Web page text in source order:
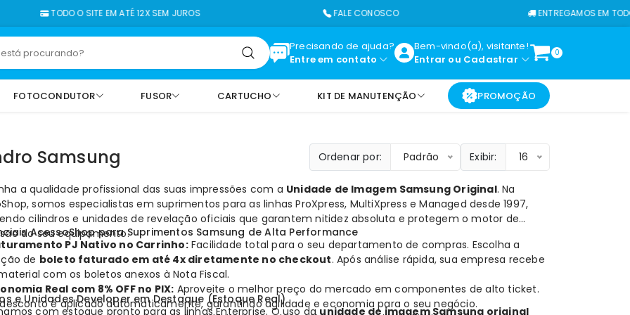
TODO O SITE EM ATÉ 12X SEM JUROS FALE CONOSCO ENTREGAMOS EM TODO O
Precisando de ajuda?
Entre em contato
Bem-vindo(a), visitante!
Entrar ou Cadastrar
0
FOTOCONDUTOR FUSOR CARTUCHO KIT DE MANUTENÇÃO PROMOÇÃO
Samsung Ordenar por: Padrão Exibir: 16
a qualidade profissional das suas impressões com a Unidade de Imagem Samsung Original. Na
, somos especialistas em suprimentos para as linhas ProXpress, MultiXpress e Managed desde 1997,
cilindros e unidades de revelação oficiais que garantem nitidez absoluta e protegem o motor de
do seu equipamento.
AcessoShop para Suprimentos Samsung de Alta Performance
PJ Nativo no Carrinho:Facilidade total para o seu departamento de compras. Escolha a
de boleto faturado em até 4x diretamente no checkout. Após análise rápida, sua empresa recebe
com os boletos anexos à Nota Fiscal.
Real com 8% OFF no PIX: Aproveite o melhor preço do mercado em componentes de alto ticket.
é aplicado automaticamente, garantindo agilidade e economia para o seu negócio.
e Unidades Developer em Destaque (Estoque Real)
com estoque pronto para as linhas Enterprise. O uso daunidade de imagem Samsung original